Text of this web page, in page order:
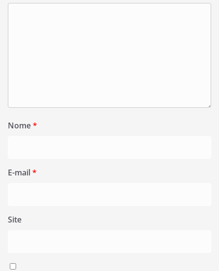
Nome*
E-mail*
Site